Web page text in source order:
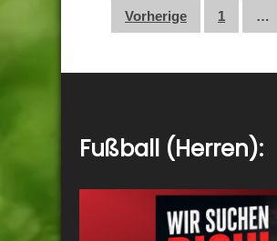
Vorherige 1 …
Fußball (Herren):